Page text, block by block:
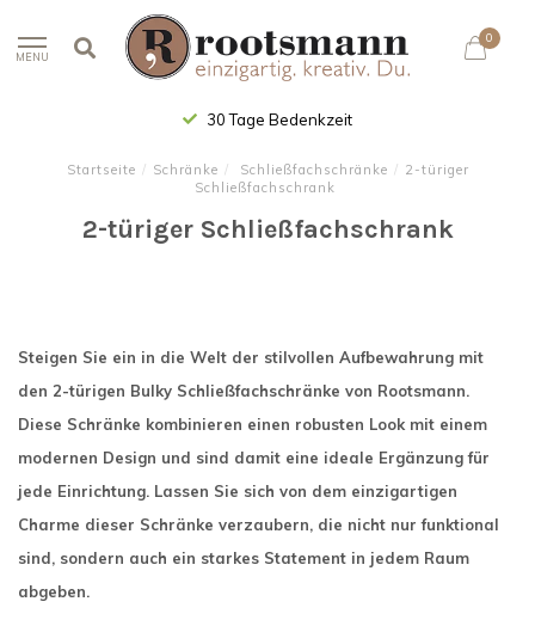
MENU
0
30 Tage Bedenkzeit
Startseite / Schränke / Schließfachschränke / 2-türiger
Schließfachschrank
2-türiger Schließfachschrank
Steigen Sie ein in die Welt der stilvollen Aufbewahrung mit
den 2-türigen Bulky Schließfachschränke von Rootsmann.
Diese Schränke kombinieren einen robusten Look mit einem
modernen Design und sind damit eine ideale Ergänzung für
jede Einrichtung. Lassen Sie sich von dem einzigartigen
Charme dieser Schränke verzaubern, die nicht nur funktional
sind, sondern auch ein starkes Statement in jedem Raum
abgeben.